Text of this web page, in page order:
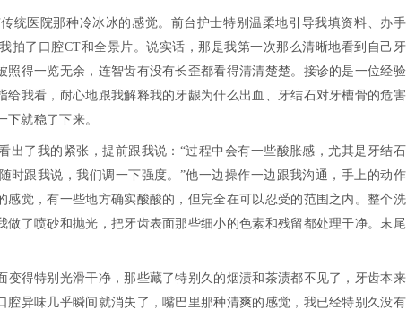
统医院那种冷冰冰的感觉。前台护士特别温柔地引导我填资料、办手
拍了口腔CT和全景片。说实话，那是我第一次那么清晰地看到自己牙
得一览无余，连智齿有没有长歪都看得清清楚楚。接诊的是一位经验
我看，耐心地跟我解释我的牙龈为什么出血、牙结石对牙槽骨的危害
就稳了下来。
出了我的紧张，提前跟我说：“过程中会有一些酸胀感，尤其是牙结石
时跟我说，我们调一下强度。”他一边操作一边跟我沟通，手上的动作
觉，有一些地方确实酸酸的，但完全在可以忍受的范围之内。整个洗
了喷砂和抛光，把牙齿表面那些细小的色素和残留都处理干净。末尾
得特别光滑干净，那些藏了特别久的烟渍和茶渍都不见了，牙齿本来
异味几乎瞬间就消失了，嘴巴里那种清爽的感觉，我已经特别久没有